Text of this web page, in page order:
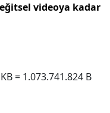
videoya kadar
= 1.073.741.824 B